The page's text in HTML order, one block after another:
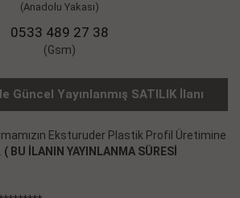
(Anadolu Yakası)
0533 489 27 38
(Gsm)
Güncel Yayınlanmış SATILIK İlanı
Eksturuder Plastik Profil Üretimine
( BU İLANIN YAYINLANMA SÜRESİ